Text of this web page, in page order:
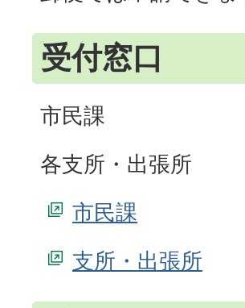
受付窓口
市民課
各支所・出張所
市民課
支所・出張所